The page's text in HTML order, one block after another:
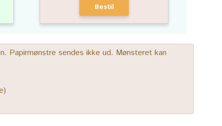
Bestil
Papirmønstre sendes ikke ud. Mønsteret kan